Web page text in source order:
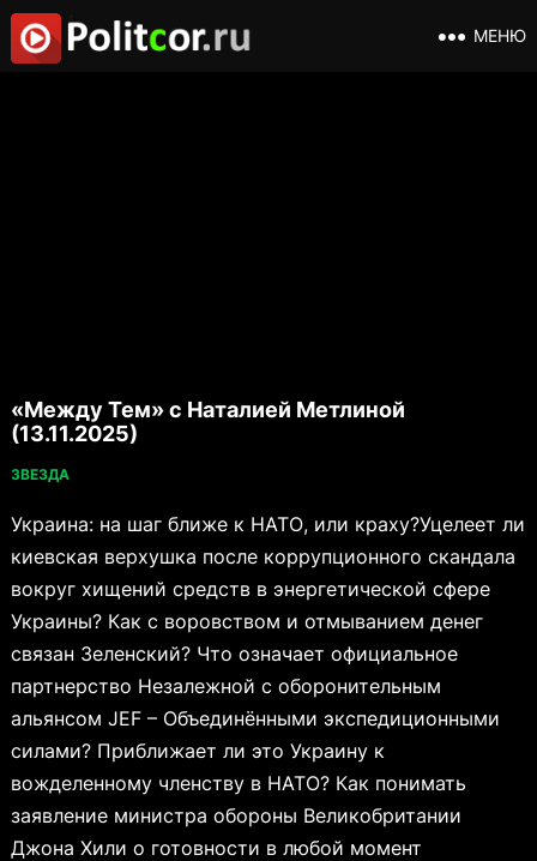
МЕНЮ
«Между Тем» с Наталией Метлиной
(13.11.2025)
ЗВЕЗДА
Украина: на шаг ближе к НАТО, или краху?Уцелеет ли
киевская верхушка после коррупционного скандала
вокруг хищений средств в энергетической сфере
Украины? Как с воровством и отмыванием денег
связан Зеленский? Что означает официальное
партнерство Незалежной с оборонительным
альянсом JEF – Объединёнными экспедиционными
силами? Приближает ли это Украину к
вожделенному членству в НАТО? Как понимать
заявление министра обороны Великобритании
Джона Хили о готовности в любой момент